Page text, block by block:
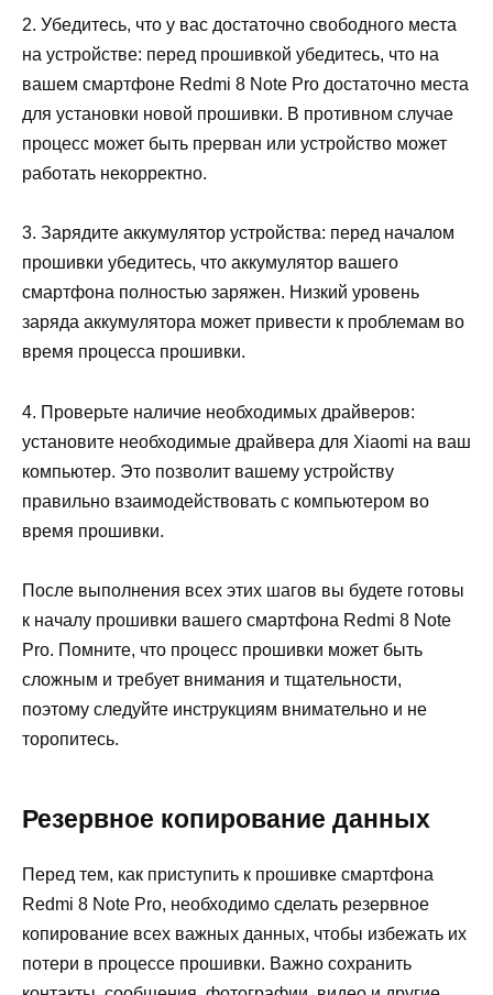
2. Убедитесь, что у вас достаточно свободного места
на устройстве: перед прошивкой убедитесь, что на
вашем смартфоне Redmi 8 Note Pro достаточно места
для установки новой прошивки. В противном случае
процесс может быть прерван или устройство может
работать некорректно.
3. Зарядите аккумулятор устройства: перед началом
прошивки убедитесь, что аккумулятор вашего
смартфона полностью заряжен. Низкий уровень
заряда аккумулятора может привести к проблемам во
время процесса прошивки.
4. Проверьте наличие необходимых драйверов:
установите необходимые драйвера для Xiaomi на ваш
компьютер. Это позволит вашему устройству
правильно взаимодействовать с компьютером во
время прошивки.
После выполнения всех этих шагов вы будете готовы
к началу прошивки вашего смартфона Redmi 8 Note
Pro. Помните, что процесс прошивки может быть
сложным и требует внимания и тщательности,
поэтому следуйте инструкциям внимательно и не
торопитесь.
Резервное копирование данных
Перед тем, как приступить к прошивке смартфона
Redmi 8 Note Pro, необходимо сделать резервное
копирование всех важных данных, чтобы избежать их
потери в процессе прошивки. Важно сохранить